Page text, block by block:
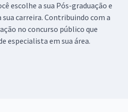
escolhe a sua Pós-graduação e
carreira. Contribuindo com a
no concurso público que
especialista em sua área.